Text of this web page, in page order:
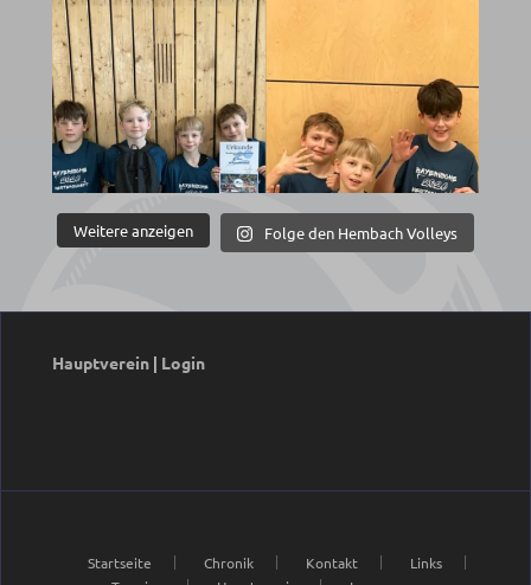
Weitere anzeigen Folge den Hembach Volleys
Hauptverein | Login
Startseite Chronik Kontakt
Links